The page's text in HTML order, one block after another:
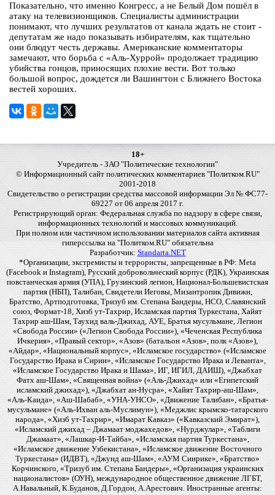
Показательно, что именно Конгресс, а не Белый Дом пошёл в
атаку на телевизионщиков. Специалисты администрации
понимают, что лучших результатов от канала ждать не стоит -
депутатам же надо показывать избирателям, как тщательно
они блюдут честь державы. Американские комментаторы
замечают, что борьба с «Аль-Хуррой» продолжает традицию
убийства гонцов, приносящих плохие вести. Вот только
большой вопрос, дождется ли Вашингтон с Ближнего Востока
вестей хороших.
18+
Учредитель - ЗАО "Политические технологии"
© Информационный сайт политических комментариев "Политком.RU"
2001-2018
Свидетельство о регистрации средства массовой информации Эл № ФС77-
69227 от 06 апреля 2017 г.
Регистрирующий орган: Федеральная служба по надзору в сфере связи,
информационных технологий и массовых коммуникаций.
При полном или частичном использовании материалов сайта активная
гиперссылка на "Политком.RU" обязательна
Разработчик: Standarta.NET
*Организации, экстремисты и террористы, запрещенные в РФ: Meta
(Facebook и Instagram), Русский добровольческий корпус (РДК), Украинская
повстанческая армия (УПА), Грузинский легион, Национал-Большевистская
партия (НБП), Талибан, Свидетели Иеговы, Мизантропик Дивижн,
Братство, Артподготовка, Тризуб им. Степана Бандеры, НСО, Славянский
союз, Формат-18, Хизб ут-Тахрир, Исламская партия Туркестана, Хайят
Тахрир аш-Шам, Таухид валь-Джихад, АУЕ, Братья мусульмане, Легион
«Свобода России» («Легион Свобода России»), «Чеченская Республика
Ичкерия», «Правый сектор», «Азов» (батальон «Азов», полк «Азов»),
«Айдар», «Национальный корпус», «Исламское государство» («Исламское
Государство Ирака и Сирии», «Исламское Государство Ирака и Леванта»,
«Исламское Государство Ирака и Шама», ИГ, ИГИЛ, ДАИШ), «Джабхат
Фатх аш-Шам», «Священная война» («Аль-Джихад» или «Египетский
исламский джихад»), «Джабхат ан-Нусра», «Хайят Тахрир-аш-Шам»,
«Аль-Каида», «Аш-Шабаб», «УНА-УНСО», «Движение Талибан», «Братья-
мусульмане» («Аль-Ихван аль-Муслимун»), «Меджлис крымско-татарского
народа», «Хизб ут-Тахрир», «Имарат Кавказ» («Кавказский Эмират»),
«Исламский джихад – Джамаат моджахедов», «Нурджулар», «Таблиги
Джамаат», «Лашкар-И-Тайба», «Исламская партия Туркестана»,
«Исламское движение Узбекистана», «Исламское движение Восточного
Туркестана» (ИДВТ), «Джунд аш-Шам», «АУМ Синрике», «Братство»
Корчинского, «Тризуб им. Степана Бандеры», «Организация украинских
националистов» (ОУН), международное общественное движение ЛГБТ,
А.Навальный, К.Буданов, Д.Гордон, А.Арестович. Иностранные агенты: